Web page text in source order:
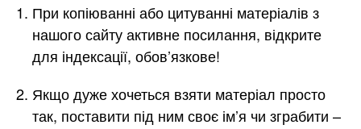
При копіюванні або цитуванні матеріалів з
нашого сайту активне посилання, відкрите
для індексації, обов’язкове!
Якщо дуже хочеться взяти матеріал просто
так, поставити під ним своє ім’я чи зграбити –